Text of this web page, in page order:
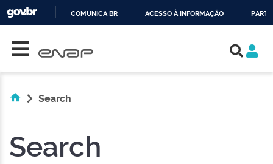
COMUNICA BR ACESSO À INFORMAÇÃO
Search
Search